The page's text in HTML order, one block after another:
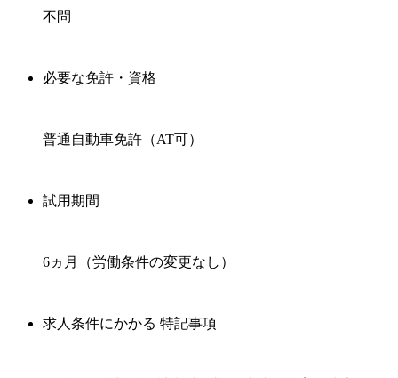
不問
必要な免許・資格
普通自動車免許（AT可）
試用期間
6ヵ月（労働条件の変更なし）
求人条件にかかる 特記事項